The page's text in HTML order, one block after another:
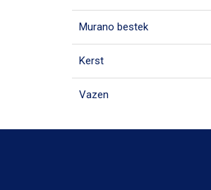
Murano bestek
Kerst
Vazen